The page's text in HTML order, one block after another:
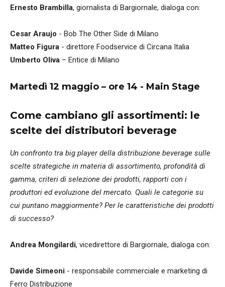
Ernesto Brambilla, giornalista di Bargiornale, dialoga con:
Cesar Araujo - Bob The Other Side di Milano
Matteo Figura - direttore Foodservice di Circana Italia
Umberto Oliva – Entice di Milano
Martedì 12 maggio – ore 14 - Main Stage
Come cambiano gli assortimenti: le
scelte dei distributori beverage
Un confronto tra big player della distribuzione beverage sulle
scelte strategiche in materia di assortimento, profondità di
gamma, criteri di selezione dei prodotti, rapporti con i
produttori ed evoluzione del mercato. Quali le categorie su
cui puntano maggiormente? Per le caratteristiche dei prodotti
di successo?
Andrea Mongilardi, vicedirettore di Bargiornale, dialoga con:
Davide Simeoni - responsabile commerciale e marketing di
Ferro Distribuzione